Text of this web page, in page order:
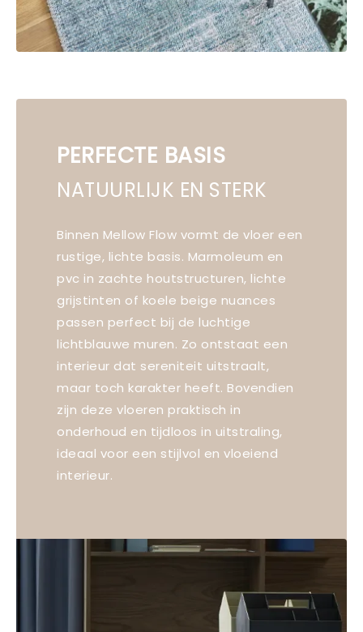
PERFECTE BASIS
NATUURLIJK EN STERK
Binnen Mellow Flow vormt de vloer een
rustige, lichte basis. Marmoleum en
pvc in zachte houtstructuren, lichte
grijstinten of koele beige nuances
passen perfect bij de luchtige
lichtblauwe muren. Zo ontstaat een
interieur dat sereniteit uitstraalt,
maar toch karakter heeft. Bovendien
zijn deze vloeren praktisch in
onderhoud en tijdloos in uitstraling,
ideaal voor een stijlvol en vloeiend
interieur.